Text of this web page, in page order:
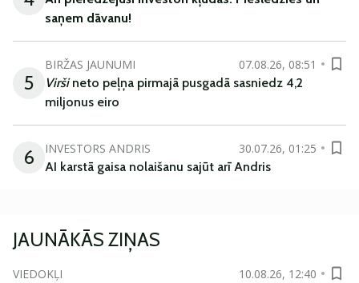
saņem dāvanu!
5
BIRŽAS JAUNUMI
07.08.26, 08:51
Viršineto peļņa pirmajā pusgadā sasniedz 4,2
miljonus eiro
6 INVESTORS ANDRIS
30.07.26, 01:25
AI karstā gaisa nolaišanu sajūt arī Andris
JAUNĀKĀS ZIŅAS
VIEDOKĻI 10.08.26, 12:40